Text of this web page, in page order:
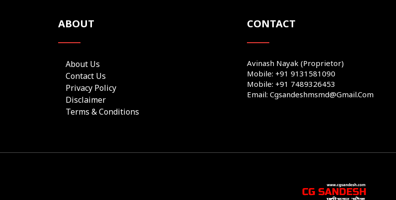
ABOUT
About Us
Contact Us
Privacy Policy
Disclaimer
Terms & Conditions
CONTACT
Avinash Nayak (Proprietor)
Mobile: +91 9131581090
Mobile: +91 7489326453
Email: Cgsandeshmsmd@gmail.com